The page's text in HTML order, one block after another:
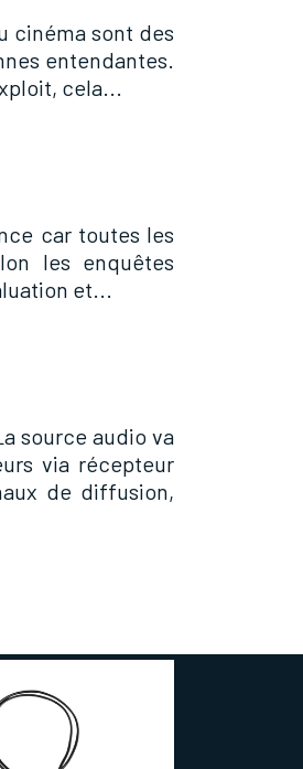
cinéma sont des
entendantes.
cela...
car toutes les
les enquêtes
et...
source audio va
via récepteur
de diffusion,